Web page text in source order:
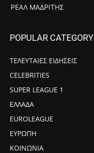
ΡΕΆΛ ΜΑΔΡΊΤΗΣ
POPULAR CATEGORY
ΤΕΛΕΥΤΑΙΕΣ ΕΙΔΗΣΕΙΣ
CELEBRITIES
SUPER LEAGUE 1
ΕΛΛΑΔΑ
EUROLEAGUE
ΕΥΡΩΠΗ
ΚΟΙΝΩΝΙΑ